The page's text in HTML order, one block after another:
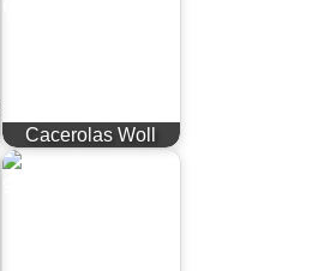
Cacerolas Woll